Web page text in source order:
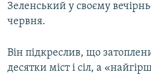
Зеленський у своєму
червня.
Він підкреслив, що
десятки міст і сіл, а